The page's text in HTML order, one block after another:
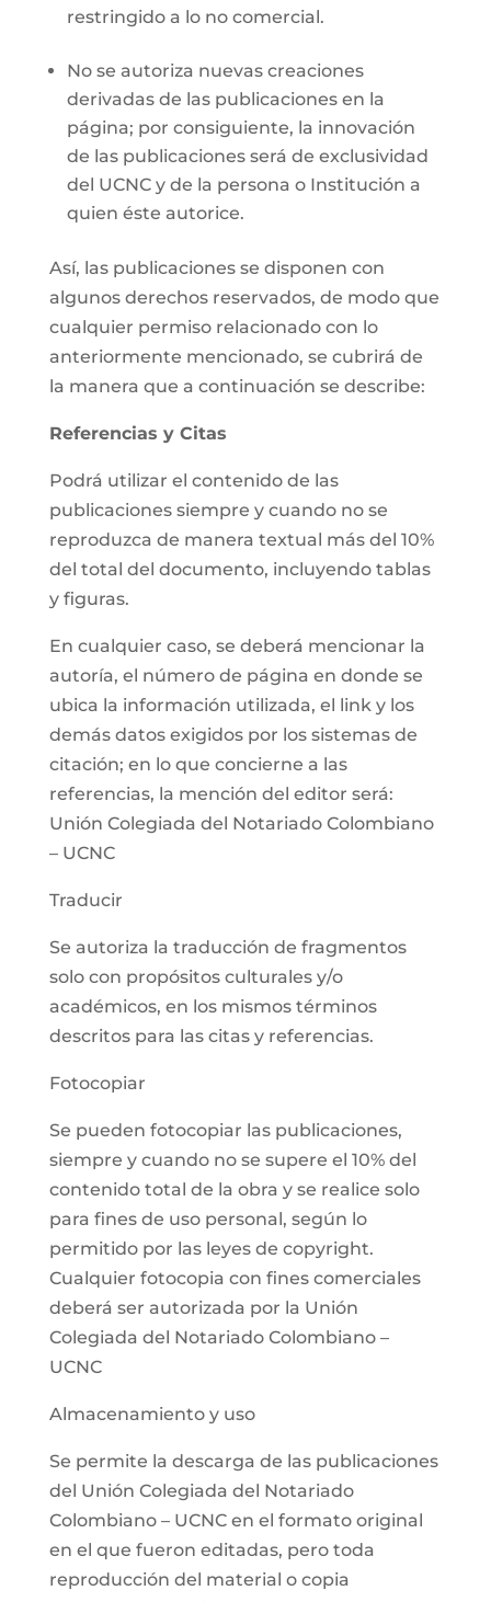
restringido a lo no comercial.
No se autoriza nuevas creaciones
derivadas de las publicaciones en la
página; por consiguiente, la innovación
de las publicaciones será de exclusividad
del UCNC y de la persona o Institución a
quien éste autorice.
Así, las publicaciones se disponen con
algunos derechos reservados, de modo que
cualquier permiso relacionado con lo
anteriormente mencionado, se cubrirá de
la manera que a continuación se describe:
Referencias y Citas
Podrá utilizar el contenido de las
publicaciones siempre y cuando no se
reproduzca de manera textual más del 10%
del total del documento, incluyendo tablas
y figuras.
En cualquier caso, se deberá mencionar la
autoría, el número de página en donde se
ubica la información utilizada, el link y los
demás datos exigidos por los sistemas de
citación; en lo que concierne a las
referencias, la mención del editor será:
Unión Colegiada del Notariado Colombiano
– UCNC
Traducir
Se autoriza la traducción de fragmentos
solo con propósitos culturales y/o
académicos, en los mismos términos
descritos para las citas y referencias.
Fotocopiar
Se pueden fotocopiar las publicaciones,
siempre y cuando no se supere el 10% del
contenido total de la obra y se realice solo
para fines de uso personal, según lo
permitido por las leyes de copyright.
Cualquier fotocopia con fines comerciales
deberá ser autorizada por la Unión
Colegiada del Notariado Colombiano –
UCNC
Almacenamiento y uso
Se permite la descarga de las publicaciones
del Unión Colegiada del Notariado
Colombiano – UCNC en el formato original
en el que fueron editadas, pero toda
reproducción del material o copia